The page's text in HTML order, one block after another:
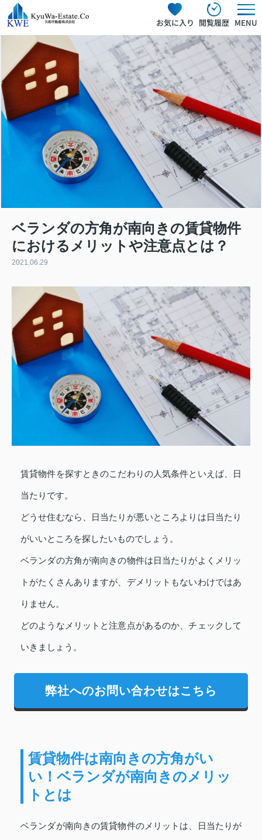
お気に入り 閲覧履歴 MENU
ベランダの方角が南向きの賃貸物件
におけるメリットや注意点とは？
2021.06.29
賃貸物件を探すときのこだわりの人気条件といえば、日
当たりです。
どうせ住むなら、日当たりが悪いところよりは日当たり
がいいところを探したいものでしょう。
ベランダの方角が南向きの物件は日当たりがよくメリッ
トがたくさんありますが、デメリットもないわけではあ
りません。
どのようなメリットと注意点があるのか、チェックして
いきましょう。
弊社へのお問い合わせはこちら
賃貸物件は南向きの方角がい
い！ベランダが南向きのメリッ
トとは
ベランダが南向きの賃貸物件のメリットは、日当たりが